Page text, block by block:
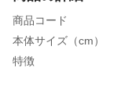
商品コード
本体サイズ（cm）
特徴